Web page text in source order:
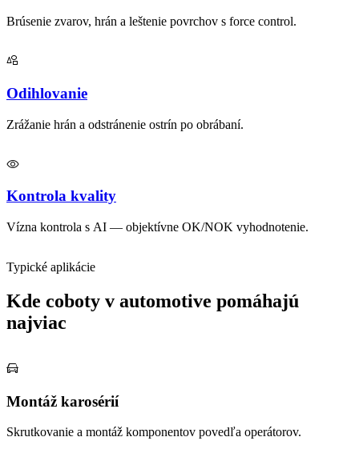
Brúsenie zvarov, hrán a leštenie povrchov s force control.
Odihlovanie
Zrážanie hrán a odstránenie ostrín po obrábaní.
Kontrola kvality
Vízna kontrola s AI — objektívne OK/NOK vyhodnotenie.
Typické aplikácie
Kde coboty v automotive pomáhajú
najviac
Montáž karosérií
Skrutkovanie a montáž komponentov povedľa operátorov.